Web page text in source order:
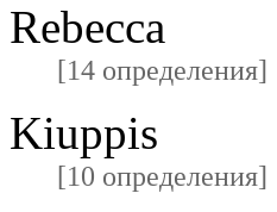
Rebecca
[14 определения]
Kiuppis
[10 определения]